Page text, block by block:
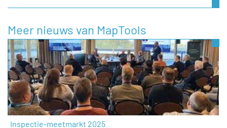
Meer nieuws van MapTools
Inspectie-meetmarkt 2025